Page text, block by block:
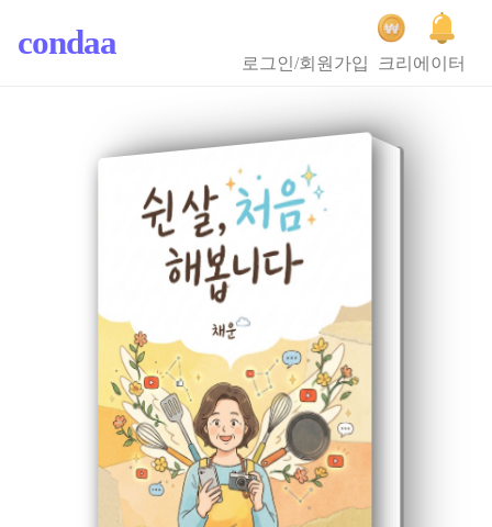
condaa
로그인/회원가입 크리에이터